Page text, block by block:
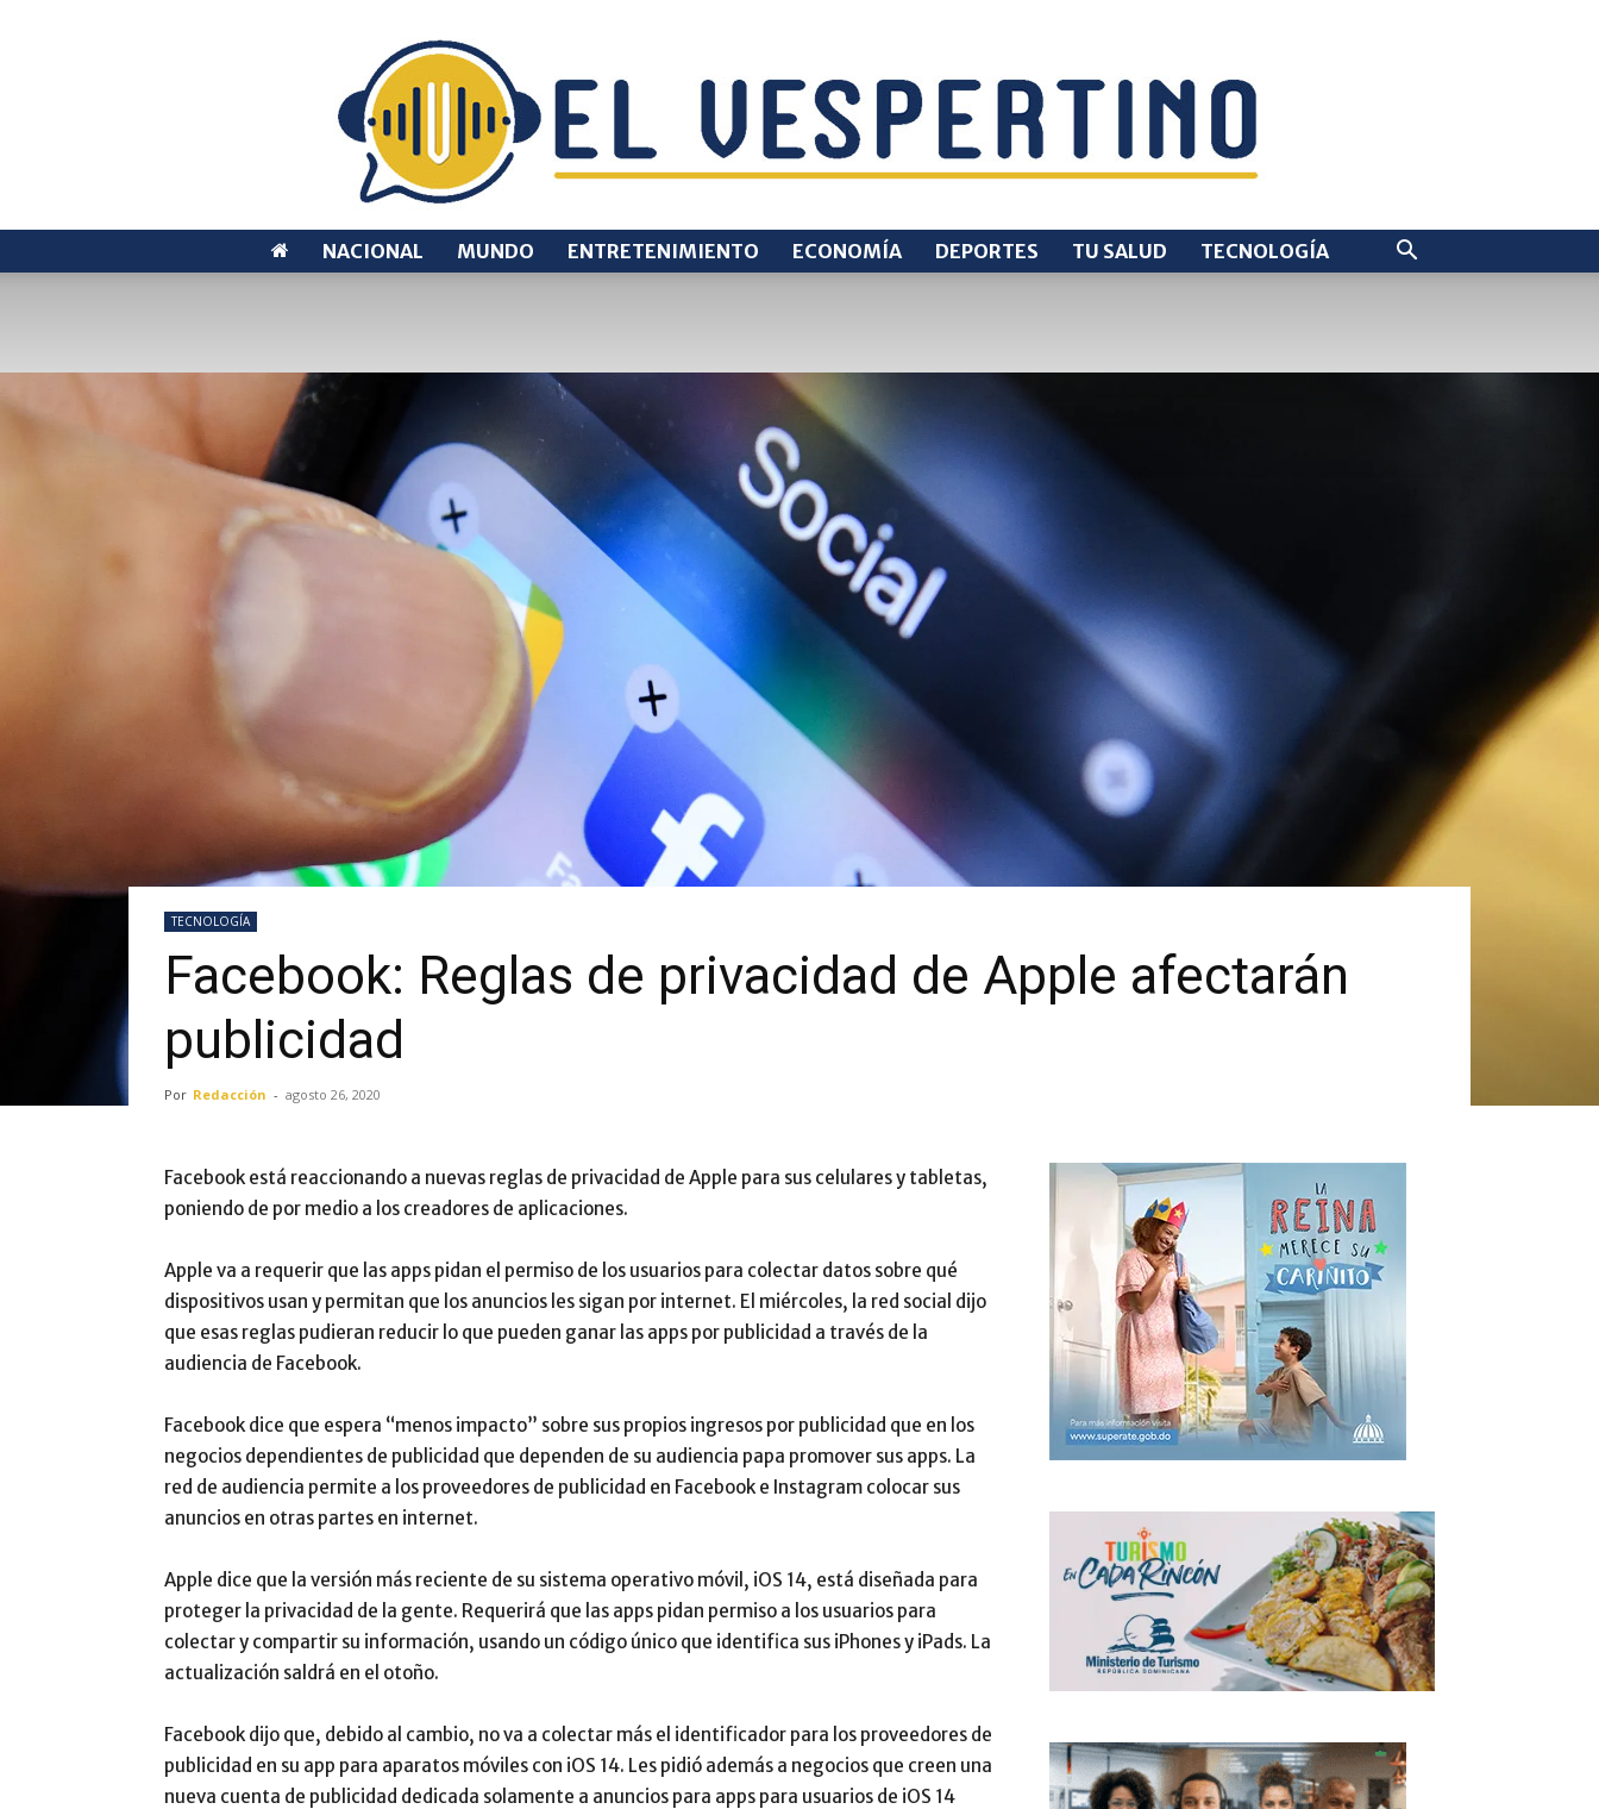
VESPERTINO
NACIONAL MUNDO ENTRETENIMIENTO ECONOMÍA DEPORTES TU SALUD TECNOLOGÍA
TECNOLOGÍA
Facebook: Reglas de privacidad de Apple afectarán
publicidad
Por Redacción - agosto 26, 2020
Facebook está reaccionando a nuevas reglas de privacidad de Apple para sus celulares y tabletas,
poniendo de por medio a los creadores de aplicaciones.
Apple va a requerir que las apps pidan el permiso de los usuarios para colectar datos sobre qué
dispositivos usan y permitan que los anuncios les sigan por internet. El miércoles, la red social dijo
que esas reglas pudieran reducir lo que pueden ganar las apps por publicidad a través de la
audiencia de Facebook.
Facebook dice que espera “menos impacto” sobre sus propios ingresos por publicidad que en los
negocios dependientes de publicidad que dependen de su audiencia papa promover sus apps. La
red de audiencia permite a los proveedores de publicidad en Facebook e Instagram colocar sus
anuncios en otras partes en internet.
Apple dice que la versión más reciente de su sistema operativo móvil, iOS 14, está diseñada para
proteger la privacidad de la gente. Requerirá que las apps pidan permiso a los usuarios para
colectar y compartir su información, usando un código único que identifica sus iPhones y iPads. La
actualización saldrá en el otoño.
Facebook dijo que, debido al cambio, no va a colectar más el identificador para los proveedores de
publicidad en su app para aparatos móviles con iOS 14. Les pidió además a negocios que creen una
nueva cuenta de publicidad dedicada solamente a anuncios para apps para usuarios de iOS 14